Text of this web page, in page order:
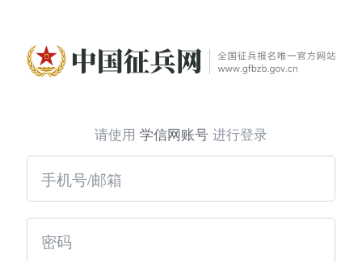
请使用 学信网账号 进行登录